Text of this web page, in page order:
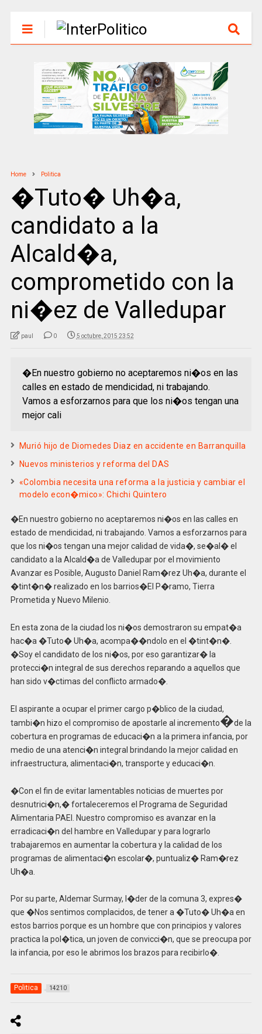
Home Politica
�Tuto� Uh�a,
candidato a la
Alcald�a,
comprometido con la
ni�ez de Valledupar
paul 0 5 octubre, 2015 23:52
�En nuestro gobierno no aceptaremos ni�os en las
calles en estado de mendicidad, ni trabajando.
Vamos a esforzarnos para que los ni�os tengan una
mejor cali
Murió hijo de Diomedes Diaz en accidente en Barranquilla
Nuevos ministerios y reforma del DAS
«Colombia necesita una reforma a la justicia y cambiar el
modelo econ�mico»: Chichi Quintero
�En nuestro gobierno no aceptaremos ni�os en las calles en
estado de mendicidad, ni trabajando. Vamos a esforzarnos para
que los ni�os tengan una mejor calidad de vida�, se�al� el
candidato a la Alcald�a de Valledupar por el movimiento
Avanzar es Posible, Augusto Daniel Ram�rez Uh�a, durante el
�tint�n� realizado en los barrios�El P�ramo, Tierra
Prometida y Nuevo Milenio.
En esta zona de la ciudad los ni�os demostraron su empat�a
hac�a �Tuto� Uh�a, acompa��ndolo en el �tint�n�.
�Soy el candidato de los ni�os, por eso garantizar� la
protecci�n integral de sus derechos reparando a aquellos que
han sido v�ctimas del conflicto armado�.
El aspirante a ocupar el primer cargo p�blico de la ciudad,
tambi�n hizo el compromiso de apostarle al incremento�de la
cobertura en programas de educaci�n a la primera infancia, por
medio de una atenci�n integral brindando la mejor calidad en
infraestructura, alimentaci�n, transporte y educaci�n.
�Con el fin de evitar lamentables noticias de muertes por
desnutrici�n,� fortaleceremos el Programa de Seguridad
Alimentaria PAEI. Nuestro compromiso es avanzar en la
erradicaci�n del hambre en Valledupar y para lograrlo
trabajaremos en aumentar la cobertura y la calidad de los
programas de alimentaci�n escolar�, puntualiz� Ram�rez
Uh�a.
Por su parte, Aldemar Surmay, l�der de la comuna 3, expres�
que �Nos sentimos complacidos, de tener a �Tuto� Uh�a en
estos barrios porque es un hombre que con principios y valores
practica la pol�tica, un joven de convicci�n, que se preocupa por
la infancia, por eso le abrimos los brazos para recibirlo�.
Politica 14210